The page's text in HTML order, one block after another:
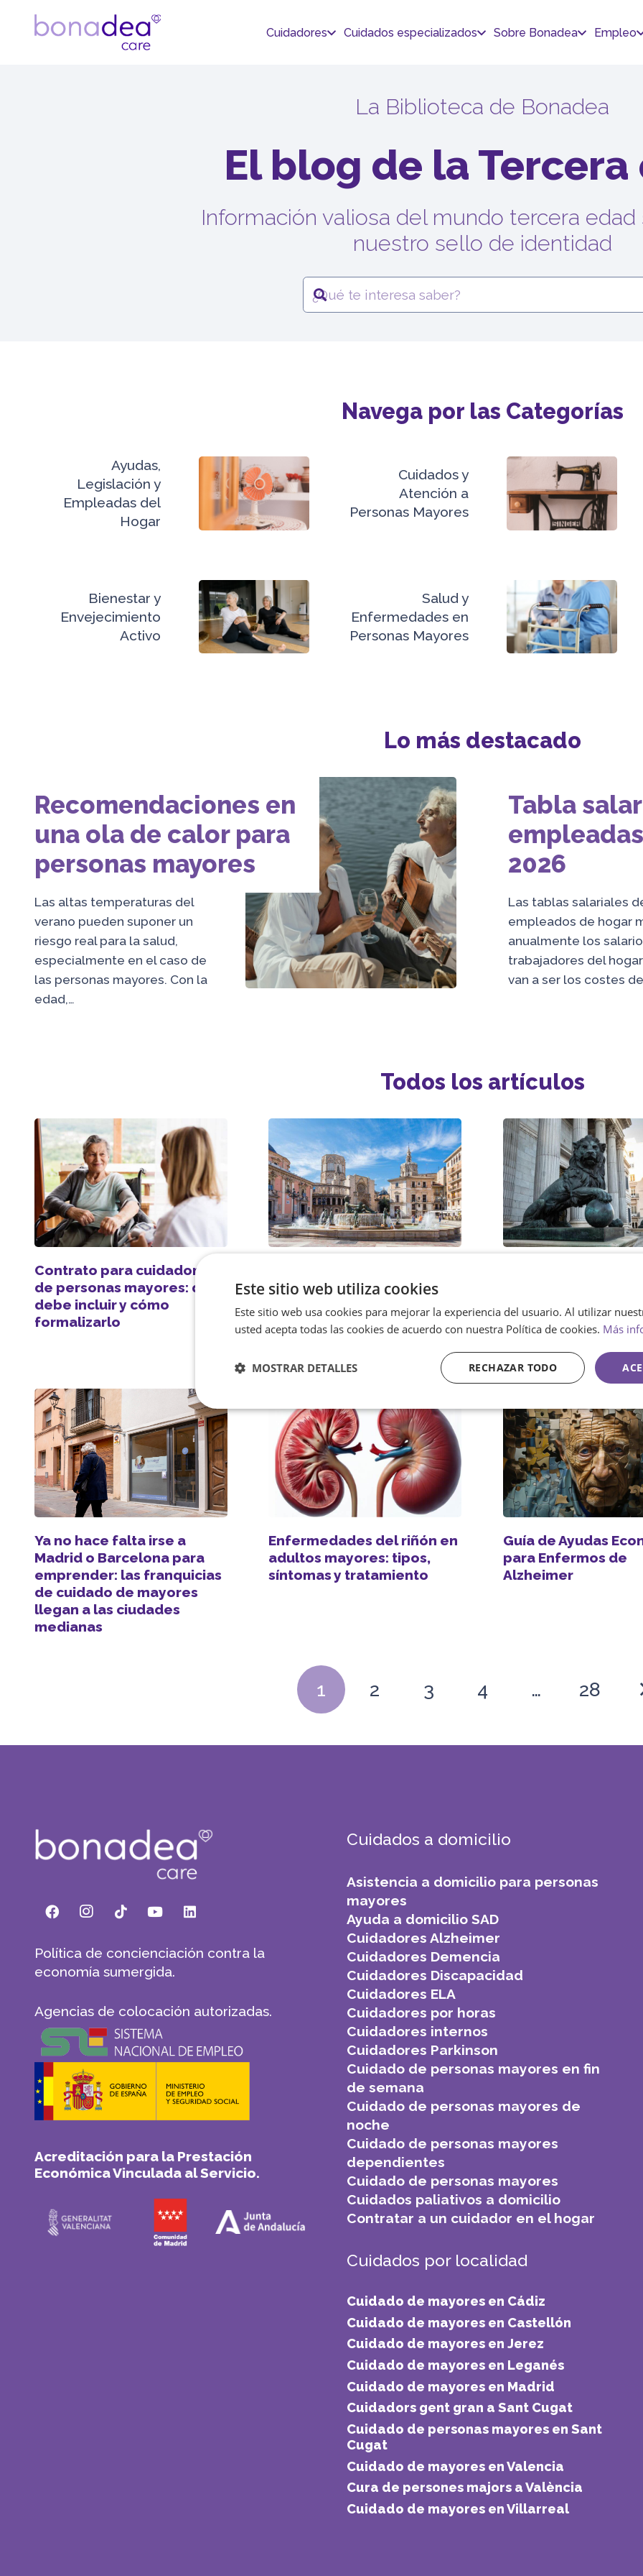
Cuidadores Cuidados especializados Sobre Bonadea Empleo
La Biblioteca de Bonadea
El blog de la Tercera
Información valiosa del mundo tercera
nuestro sello de identidad
Navega por las Categorías
Ayudas,
Legislación y
Empleadas del
Hogar
Cuidados y
Atención a
Personas Mayores
Bienestar y
Envejecimiento
Activo
Salud y
Enfermedades en
Personas Mayores
Lo más destacado
Recomendaciones en
una ola de calor para
personas mayores
Las altas temperaturas del
verano pueden suponer un
riesgo real para la salud,
especialmente en el caso de
las personas mayores. Con la
edad,…
Tabla
2026
Las tablas salariales
empleados de hogar
anualmente los
trabajadores del
van a ser los costes
Todos los artículos
Contrato para cuidadora
de personas mayores: qué
debe incluir y cómo
formalizarlo
Valencia: opciones, Imserso
y consejos (2026)
entra en vigor y
cambiar la vida de
personas
Ya no hace falta irse a
Madrid o Barcelona para
emprender: las franquicias
de cuidado de mayores
llegan a las ciudades
medianas
Enfermedades del riñón en
adultos mayores: tipos,
síntomas y tratamiento
Guía de Ayudas
para Enfermos de
Alzheimer
1 2 3 4 … 28
Política de concienciación contra la
economía sumergida.
Agencias de colocación autorizadas.
Acreditación para la Prestación
Económica Vinculada al Servicio.
Cuidados a domicilio
Asistencia a domicilio para personas
mayores
Ayuda a domicilio SAD
Cuidadores Alzheimer
Cuidadores Demencia
Cuidadores Discapacidad
Cuidadores ELA
Cuidadores por horas
Cuidadores internos
Cuidadores Parkinson
Cuidado de personas mayores en fin
de semana
Cuidado de personas mayores de
noche
Cuidado de personas mayores
dependientes
Cuidado de personas mayores
Cuidados paliativos a domicilio
Contratar a un cuidador en el hogar
Cuidados por localidad
Cuidado de mayores en Cádiz
Cuidado de mayores en Castellón
Cuidado de mayores en Jerez
Cuidado de mayores en Leganés
Cuidado de mayores en Madrid
Cuidadors gent gran a Sant Cugat
Cuidado de personas mayores en Sant
Cugat
Cuidado de mayores en Valencia
Cura de persones majors a València
Cuidado de mayores en Villarreal
Este sitio web utiliza cookies
Este sitio web usa cookies para mejorar la experiencia del usuario. Al utilizar
usted acepta todas las cookies de acuerdo con nuestra Política de cookies. Más
RECHAZAR TODO
MOSTRAR DETALLES